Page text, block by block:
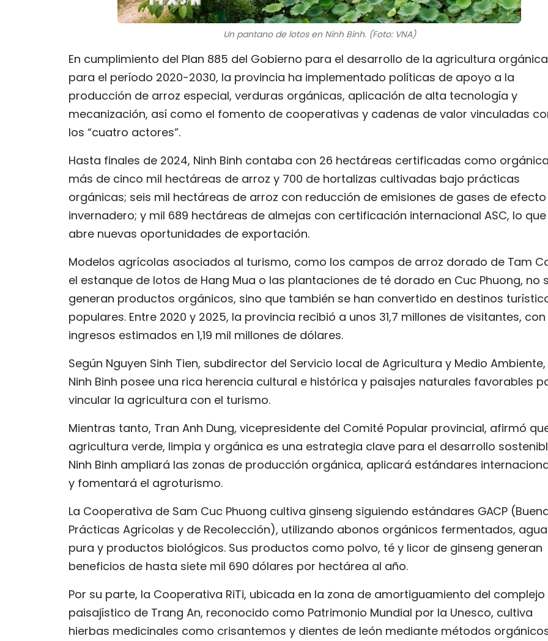
Un pantano de lotos en Ninh Binh. (Foto: VNA)
En cumplimiento del Plan 885 del Gobierno para el desarrollo de la agricultura orgánica
para el período 2020-2030, la provincia ha implementado políticas de apoyo a la
producción de arroz especial, verduras orgánicas, aplicación de alta tecnología y
mecanización, así como el fomento de cooperativas y cadenas de valor vinculadas
los “cuatro actores”.
Hasta finales de 2024, Ninh Binh contaba con 26 hectáreas certificadas como
más de cinco mil hectáreas de arroz y 700 de hortalizas cultivadas bajo prácticas
orgánicas; seis mil hectáreas de arroz con reducción de emisiones de gases de efecto
invernadero; y mil 689 hectáreas de almejas con certificación internacional ASC, lo que
abre nuevas oportunidades de exportación.
Modelos agrícolas asociados al turismo, como los campos de arroz dorado de Tam
el estanque de lotos de Hang Mua o las plantaciones de té dorado en Cuc Phuong, no
generan productos orgánicos, sino que también se han convertido en destinos
populares. Entre 2020 y 2025, la provincia recibió a unos 31,7 millones de visitantes, con
ingresos estimados en 1,19 mil millones de dólares.
Según Nguyen Sinh Tien, subdirector del Servicio local de Agricultura y Medio Ambiente,
Ninh Binh posee una rica herencia cultural e histórica y paisajes naturales favorables
vincular la agricultura con el turismo.
Mientras tanto, Tran Anh Dung, vicepresidente del Comité Popular provincial, afirmó
agricultura verde, limpia y orgánica es una estrategia clave para el desarrollo
Ninh Binh ampliará las zonas de producción orgánica, aplicará estándares
y fomentará el agroturismo.
La Cooperativa de Sam Cuc Phuong cultiva ginseng siguiendo estándares GACP
Prácticas Agrícolas y de Recolección), utilizando abonos orgánicos fermentados, agua
pura y productos biológicos. Sus productos como polvo, té y licor de ginseng generan
beneficios de hasta siete mil 690 dólares por hectárea al año.
Por su parte, la Cooperativa RiTi, ubicada en la zona de amortiguamiento del complejo
paisajístico de Trang An, reconocido como Patrimonio Mundial por la Unesco, cultiva
hierbas medicinales como crisantemos y dientes de león mediante métodos